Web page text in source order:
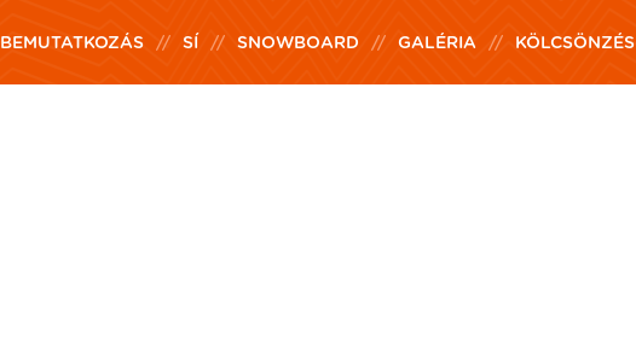
BEMUTATKOZÁS SÍ SNOWBOARD GALÉRIA KÖLCSÖNZÉS